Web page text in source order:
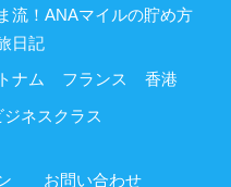
流！ANAマイルの貯め方
日記
ナム フランス 香港
ジネスクラス
お問い合わせ